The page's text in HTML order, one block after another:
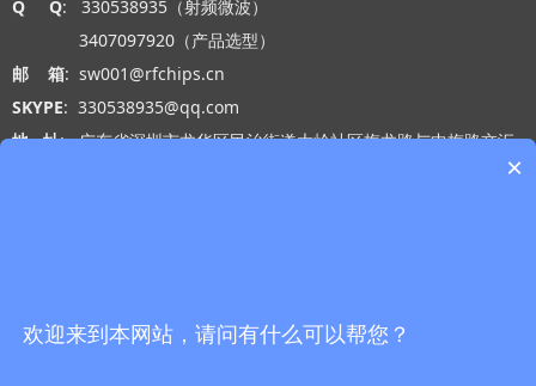
Q Q: 330538935（射频微波）
3407097920（产品选型）
邮 箱: sw001@rfchips.cn
SKYPE: 330538935@qq.com
地 址: 广东省深圳市龙华区民治街道大岭社区梅龙路与中梅路交汇
×
欢迎来到本网站，请问有什么可以帮您？